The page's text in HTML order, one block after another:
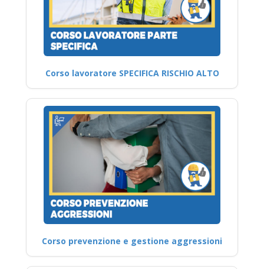
Corso lavoratore SPECIFICA RISCHIO ALTO
Corso prevenzione e gestione aggressioni